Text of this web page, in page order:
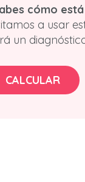
calculadora
situación.